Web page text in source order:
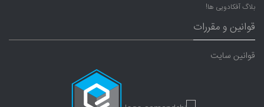
بلاگ آفکادویی ها!
قوانین و مقررات
قوانین سایت